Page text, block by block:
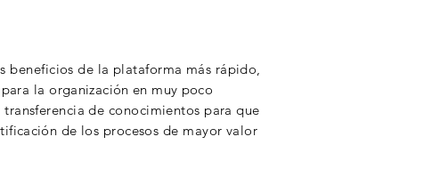
beneficios de la plataforma más rápido,
para laorganización en muy poco
de conocimientos para que
de los procesos de mayor valor